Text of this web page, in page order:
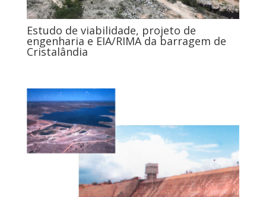
Estudo de viabilidade, projeto de
engenharia e EIA/RIMA da barragem de
Cristalândia